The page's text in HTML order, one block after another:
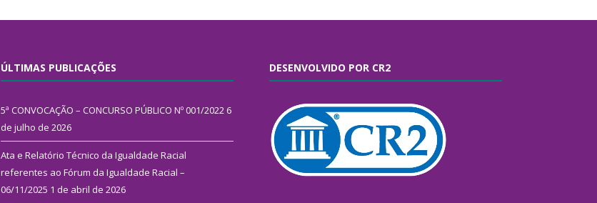
ÚLTIMAS PUBLICAÇÕES
5ª CONVOCAÇÃO – CONCURSO PÚBLICO Nº 001/2022 6
de julho de 2026
Ata e Relatório Técnico da Igualdade Racial
referentes ao Fórum da Igualdade Racial –
06/11/2025 1 de abril de 2026
DESENVOLVIDO POR CR2